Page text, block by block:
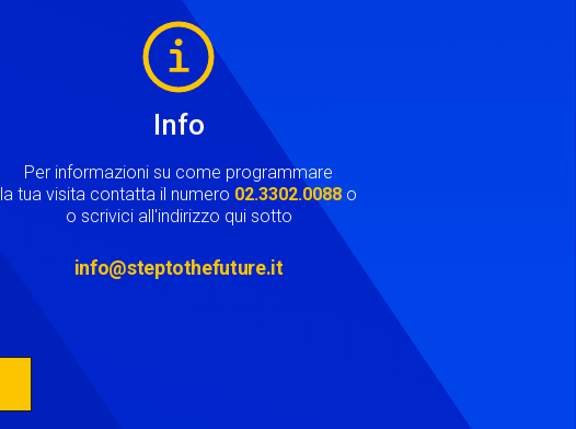
Info
Per informazioni su come programmare
la tua visita contatta il numero 02.3302.0088 o
o scrivici all'indirizzo qui sotto
info@steptothefuture.it